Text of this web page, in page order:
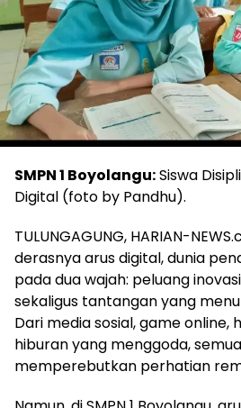
SMPN 1 Boyolangu:Siswa
Digital (foto by Pandhu).
TULUNGAGUNG, HARIAN-
derasnya arus digital, dunia
pada dua wajah: peluang
sekaligus tantangan yang
Dari media sosial, game online,
hiburan yang menggoda,
memperebutkan perhatian